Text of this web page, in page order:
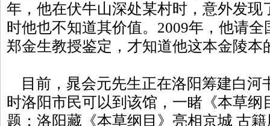
年，他在伏牛山深处某村时，意外发现
时他也不知道其价值。2009年，他请
郑金生教授鉴定，才知道他这本金陵本
目前，晁会元先生正在洛阳筹建白河
时洛阳市民可以到该馆，一睹《本草
题：洛阳藏《本草纲目》亮相京城 古